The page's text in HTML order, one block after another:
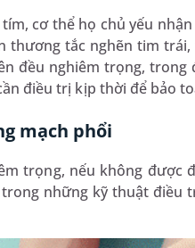
cơ thể họ chủ yếu
thương tắc nghẽn tim
đều nghiêm trọng, trong
điều trị kịp thời để bảo
mạch phổi
trọng, nếu không được
những kỹ thuật điều